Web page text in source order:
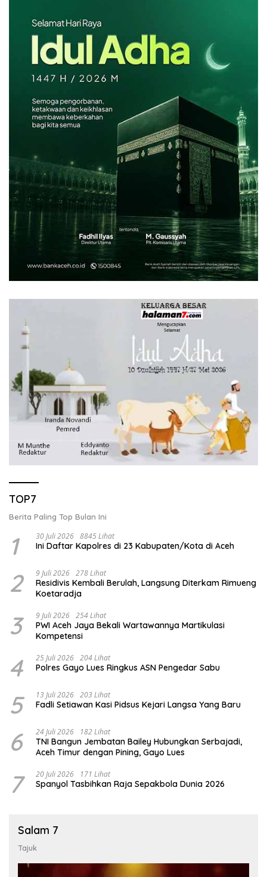
TOP7
Berita Paling Top Bulan Ini
1 30 Juli 2026 8845 Lihat
Ini Daftar Kapolres di 23 Kabupaten/Kota di Aceh
2 9 Juli 2026 278 Lihat
Residivis Kembali Berulah, Langsung Diterkam Rimueng
Koetaradja
3 9 Juli 2026 254 Lihat
PWI Aceh Jaya Bekali Wartawannya Martikulasi
Kompetensi
4 25 Juli 2026 204 Lihat
Polres Gayo Lues Ringkus ASN Pengedar Sabu
5 13 Juli 2026 203 Lihat
Fadli Setiawan Kasi Pidsus Kejari Langsa Yang Baru
6 24 Juli 2026 182 Lihat
TNI Bangun Jembatan Bailey Hubungkan Serbajadi,
Aceh Timur dengan Pining, Gayo Lues
7 20 Juli 2026 171 Lihat
Spanyol Tasbihkan Raja Sepakbola Dunia 2026
Salam 7
Tajuk